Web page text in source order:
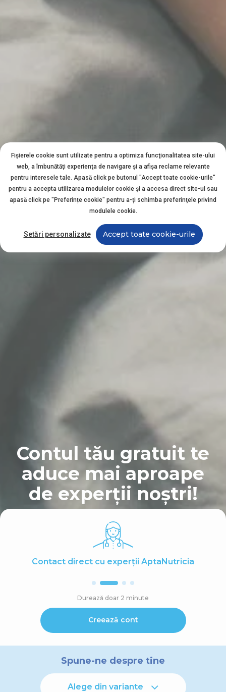
Contul tău gratuit te
aduce mai aproape
de experții noștri!
Contact direct cu experții AptaNutricia
Durează doar 2 minute
Creează cont
Spune-ne despre tine
Alege din variante
Fișierele cookie sunt utilizate pentru a optimiza funcţionalitatea site-ului
web, a îmbunătăţi experienţa de navigare şi a afişa reclame relevante
pentru interesele tale. Apasă click pe butonul "Accept toate cookie-urile"
pentru a accepta utilizarea modulelor cookie şi a accesa direct site-ul sau
apasă click pe "Preferințe cookie" pentru a-ţi schimba preferinţele privind
modulele cookie.
Setări personalizate Accept toate cookie-urile